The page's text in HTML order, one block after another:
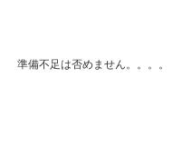
準備不足は否めません。。。。